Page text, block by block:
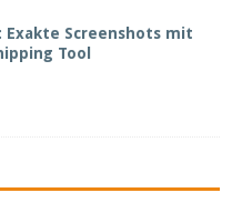
Exakte Screenshots mit
Tool